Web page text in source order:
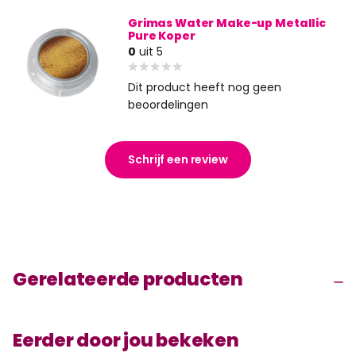
Grimas Water Make-up Metallic
Pure Koper
0 uit 5
Dit product heeft nog geen
beoordelingen
Schrijf een review
Gerelateerde producten
Eerder door jou bekeken